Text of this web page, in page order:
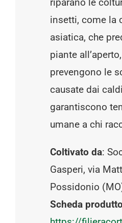
riparano le
insetti, come la
asiatica, che
piante
prevengono le
causate dai
garantiscono
umane a chi
Coltivato da:
Gasperi, via
Possidonio
Scheda